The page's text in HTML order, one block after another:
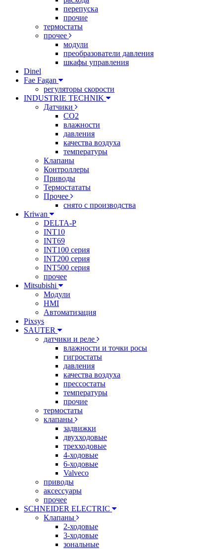
перепуска
прочие
термостаты
прочее
модули
преобразователи давления
шкафы управления
Dinel
Fae Fagan
регуляторы скорости
INDUSTRIE TECHNIK
Датчики
CO2
влажности
давления
качества воздуха
температуры
Клапаны
Контроллеры
Приводы
Термостататы
Прочее
снято с производства
Kriwan
DELTA-P
INT10
INT69
INT100 серия
INT200 серия
INT500 серия
прочее
Mitsubishi
Модули
HMI
Автоматизация
Pixsys
SAUTER
датчики и реле
влажности и точки росы
гигростаты
давления
качества воздуха
прессостаты
температуры
прочие
термостаты
клапаны
задвижки
двухходовые
трехходовые
4-ходовые
6-ходовые
Valveco
приводы
аксессуары
прочее
SCHNEIDER ELECTRIC
Клапаны
2-ходовые
3-ходовые
зональные